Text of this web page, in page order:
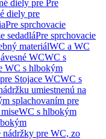
diely pre Pre
diely pre
Pre sprchovacie
sedadláPre sprchovacie
materiálWC a WC
WCWC s
WC s hlbokým
Stojace WCWC s
umiestnenú na
splachovaním pre
WC s hlbokým
nádržky pre WC, zo